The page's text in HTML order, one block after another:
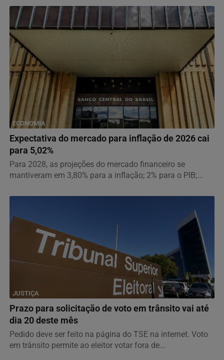
ECONOMIA
Expectativa do mercado para inflação de 2026 cai
para 5,02%
Para 2028, as projeções do mercado financeiro se
mantiveram em 3,80% para a inflação; 2% para o PIB;...
JUSTIÇA
Prazo para solicitação de voto em trânsito vai até
dia 20 deste mês
Pedido deve ser feito na página do TSE na internet. Voto
em trânsito permite ao eleitor votar fora de...